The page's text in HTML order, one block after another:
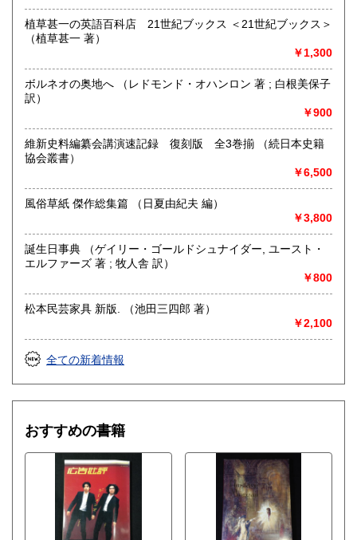
◆捨てる前に、まずご相談を！
最寄駅：高宮駅 バス停(寺塚、長住二丁目)
営業時間：13:00-18:00
定休日：不定休
書籍の買取について
◆人文科学・文藝・芸術・自然科学・社会科学などの専門書
はもちろん、昭和レトロなもの歓迎! 雑誌・レコード・戦時
◆大量の本の処分、不動産処分に伴う大量のモノの処分も併
◆福岡近郊はもちろん、大量の場合は九州一円・山口まで出
向きます。
哲学宗教、歴史、社会科学、自然科学、美術工芸、外国文
学、サブカルチャー
アイドル・芸能誌
植草甚一の英語百科店 21世紀ブックス ＜21世紀ブックス＞
（植草甚一 著）
￥1,300
ボルネオの奥地へ （レドモンド・オハンロン 著 ; 白根美保子
訳）
￥900
維新史料編纂会講演速記録 復刻版 全3巻揃 （続日本史籍
協会叢書）
￥6,500
風俗草紙 傑作総集篇 （日夏由紀夫 編）
￥3,800
誕生日事典 （ゲイリー・ゴールドシュナイダー, ユースト・
エルファーズ 著 ; 牧人舎 訳）
￥800
松本民芸家具 新版. （池田三四郎 著）
￥2,100
全ての新着情報
おすすめの書籍